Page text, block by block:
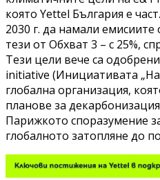
която Yettel България е
2030 г. да намали емисиите
тези от Обхват 3 – с 25%,
Тези цели вече са
initiative (Инициативата
глобална организация,
планове за
Парижкото споразумение
глобалното затопляне до